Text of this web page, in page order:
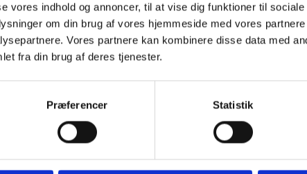
vores indhold og annoncer, til at vise dig funktioner til
om din brug af vores hjemmeside med vores
Vores partnere kan kombinere disse data med
fra din brug af deres tjenester.
Præferencer Statistik